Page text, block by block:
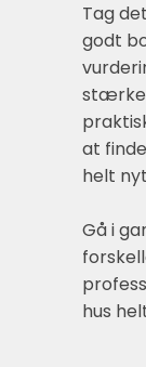
Tag
godt
at
helt
Gå i
hus